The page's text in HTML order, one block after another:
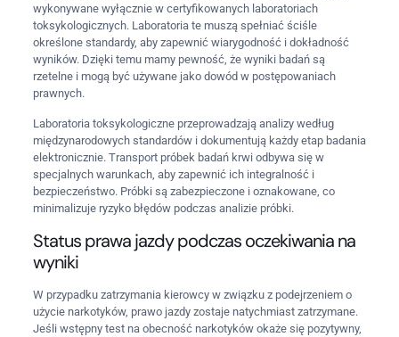
wykonywane wyłącznie w certyfikowanych laboratoriach
toksykologicznych. Laboratoria te muszą spełniać ściśle
określone standardy, aby zapewnić wiarygodność i dokładność
wyników. Dzięki temu mamy pewność, że wyniki badań są
rzetelne i mogą być używane jako dowód w postępowaniach
prawnych.
Laboratoria toksykologiczne przeprowadzają analizy według
międzynarodowych standardów i dokumentują każdy etap badania
elektronicznie. Transport próbek badań krwi odbywa się w
specjalnych warunkach, aby zapewnić ich integralność i
bezpieczeństwo. Próbki są zabezpieczone i oznakowane, co
minimalizuje ryzyko błędów podczas analizie próbki.
Status prawa jazdy podczas oczekiwania na
wyniki
W przypadku zatrzymania kierowcy w związku z podejrzeniem o
użycie narkotyków, prawo jazdy zostaje natychmiast zatrzymane.
Jeśli wstępny test na obecność narkotyków okaże się pozytywny,